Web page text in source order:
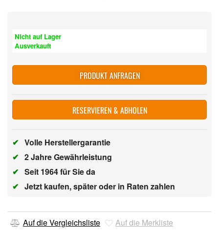
Nicht auf Lager
Ausverkauft
PRODUKT ANFRAGEN
RESERVIEREN & ABHOLEN
✔ Volle Herstellergarantie
✔ 2 Jahre Gewährleistung
✔ Seit 1964 für Sie da
✔ Jetzt kaufen, später oder in Raten zahlen
Auf die Vergleichsliste
Auf die Merkliste